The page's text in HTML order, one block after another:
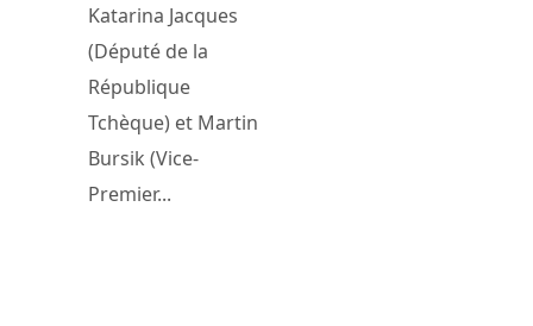
Katarina Jacques
(Député de la
République
Tchèque) et Martin
Bursik (Vice-
Premier...